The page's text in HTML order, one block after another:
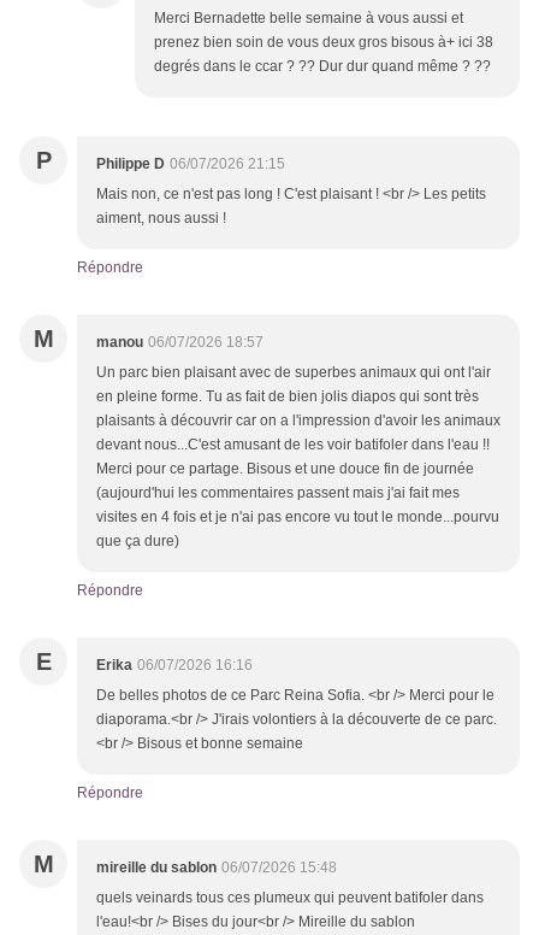
Merci Bernadette belle semaine à vous aussi et
prenez bien soin de vous deux gros bisous à+ ici 38
degrés dans le ccar ? ?? Dur dur quand même ? ??
P Philippe D 06/07/2026 21:15
Mais non, ce n'est pas long ! C'est plaisant ! <br /> Les petits
aiment, nous aussi !
Répondre
M manou 06/07/2026 18:57
Un parc bien plaisant avec de superbes animaux qui ont l'air
en pleine forme. Tu as fait de bien jolis diapos qui sont très
plaisants à découvrir car on a l'impression d'avoir les animaux
devant nous...C'est amusant de les voir batifoler dans l'eau !!
Merci pour ce partage. Bisous et une douce fin de journée
(aujourd'hui les commentaires passent mais j'ai fait mes
visites en 4 fois et je n'ai pas encore vu tout le monde...pourvu
que ça dure)
Répondre
E Erika 06/07/2026 16:16
De belles photos de ce Parc Reina Sofia. <br /> Merci pour le
diaporama.<br /> J'irais volontiers à la découverte de ce parc.
<br /> Bisous et bonne semaine
Répondre
M mireille du sablon 06/07/2026 15:48
quels veinards tous ces plumeux qui peuvent batifoler dans
l'eau!<br /> Bises du jour<br /> Mireille du sablon